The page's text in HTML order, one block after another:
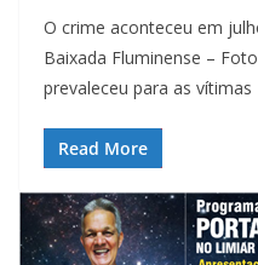
O crime aconteceu em
Baixada Fluminense –
prevaleceu para as vítimas
Read More